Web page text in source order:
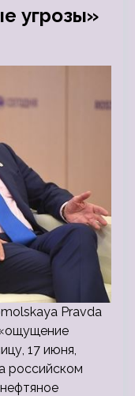
угрозы»
Pravda
17 июня,
российском